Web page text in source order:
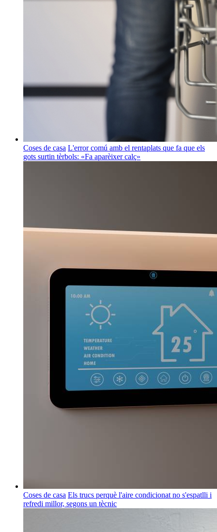
Coses de casa L'error comú amb el rentaplats que fa que els
gots surtin tèrbols: «Fa aparèixer calç»
Coses de casa Els trucs perquè l'aire condicionat no s'espatlli i
refredi millor, segons un tècnic